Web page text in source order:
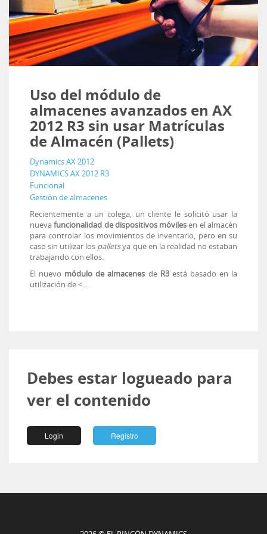
Uso del módulo de
almacenes avanzados en AX
2012 R3 sin usar Matrículas
de Almacén (Pallets)
Dynamics AX 2012
DYNAMICS AX 2012 R3
Funcional
Gestión de almacenes
Recientemente a un colega, un cliente le solicitó usar la
nuevafuncionalidad de dispositivos móvilesen el almacén
para controlar los movimientos de inventario, pero en su
caso sin utilizar los palletsya que en la realidad no estaban
trabajando con ellos.
El nuevo módulo de almacenes de R3está basado en la
utilización de <...
Debes estar logueado para
ver el contenido
Login Registro